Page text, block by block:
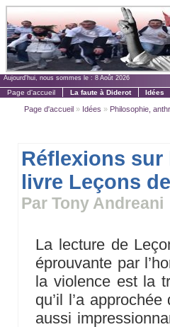
Aujourd'hui, nous sommes le : 8 Août 2026
Page d'accueil La faute à Diderot Idées
Page d'accueil » Idées » Philosophie,
Réflexions
livre Leçons
Par Tony Andreani
La lecture de
éprouvante par
la violence est la
qu’il l’a
aussi